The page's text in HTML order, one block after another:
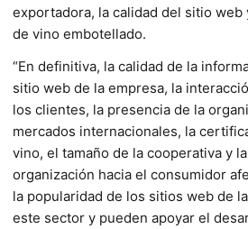
exportadora, la calidad del sitio web
de vino embotellado.
“En definitiva, la calidad de la
sitio web de la empresa, la
los clientes, la presencia de la
mercados internacionales, la
vino, el tamaño de la cooperativa y
organización hacia el consumidor
la popularidad de los sitios web de
este sector y pueden apoyar el